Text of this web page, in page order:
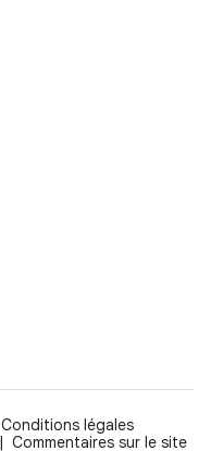
Conditions légales
Commentaires sur le site